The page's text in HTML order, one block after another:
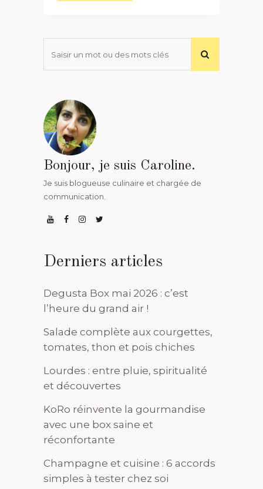
Bonjour, je suis Caroline.
Je suis blogueuse culinaire et chargée de
communication.
Derniers articles
Degusta Box mai 2026 : c’est
l’heure du grand air !
Salade complète aux courgettes,
tomates, thon et pois chiches
Lourdes : entre pluie, spiritualité
et découvertes
KoRo réinvente la gourmandise
avec une box saine et
réconfortante
Champagne et cuisine : 6 accords
simples à tester chez soi